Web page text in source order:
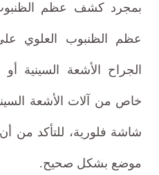
بمجرد كشف عظم
عظم الظنبوب العلوي
الجراح الأشعة السينية
خاص من آلات الأشعة
شاشة فلورية، للتأكد من
موضع بشكل صحيح.